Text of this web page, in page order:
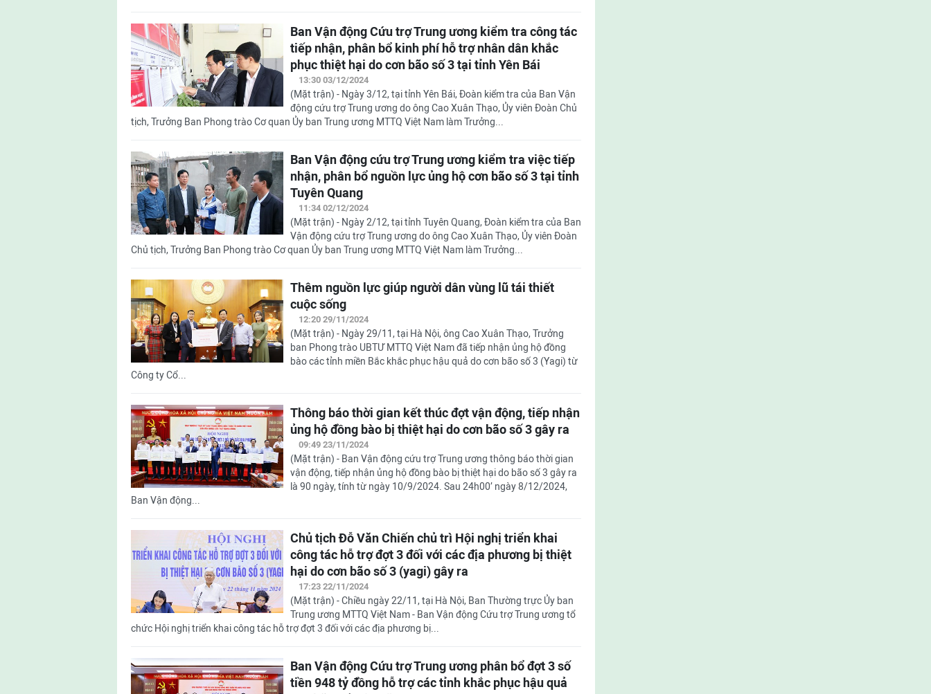
Ban Vận động Cứu trợ Trung ương kiểm tra công tác
tiếp nhận, phân bổ kinh phí hỗ trợ nhân dân khắc
phục thiệt hại do cơn bão số 3 tại tỉnh Yên Bái
13:30 03/12/2024
(Mặt trận) - Ngày 3/12, tại tỉnh Yên Bái, Đoàn kiểm tra của Ban Vận
động cứu trợ Trung ương do ông Cao Xuân Thạo, Ủy viên Đoàn Chủ
tịch, Trưởng Ban Phong trào Cơ quan Ủy ban Trung ương MTTQ Việt Nam làm Trưởng...
Ban Vận động cứu trợ Trung ương kiểm tra việc tiếp
nhận, phân bổ nguồn lực ủng hộ cơn bão số 3 tại tỉnh
Tuyên Quang
11:34 02/12/2024
(Mặt trận) - Ngày 2/12, tại tỉnh Tuyên Quang, Đoàn kiểm tra của Ban
Vận động cứu trợ Trung ương do ông Cao Xuân Thạo, Ủy viên Đoàn
Chủ tịch, Trưởng Ban Phong trào Cơ quan Ủy ban Trung ương MTTQ Việt Nam làm Trưởng...
Thêm nguồn lực giúp người dân vùng lũ tái thiết
cuộc sống
12:20 29/11/2024
(Mặt trận) - Ngày 29/11, tại Hà Nội, ông Cao Xuân Thạo, Trưởng
ban Phong trào UBTƯ MTTQ Việt Nam đã tiếp nhận ủng hộ đồng
bào các tỉnh miền Bắc khắc phục hậu quả do cơn bão số 3 (Yagi) từ
Công ty Cổ...
Thông báo thời gian kết thúc đợt vận động, tiếp nhận
ủng hộ đồng bào bị thiệt hại do cơn bão số 3 gây ra
09:49 23/11/2024
(Mặt trận) - Ban Vận động cứu trợ Trung ương thông báo thời gian
vận động, tiếp nhận ủng hộ đồng bào bị thiệt hại do bão số 3 gây ra
là 90 ngày, tính từ ngày 10/9/2024. Sau 24h00’ ngày 8/12/2024,
Ban Vận động...
Chủ tịch Đỗ Văn Chiến chủ trì Hội nghị triển khai
công tác hỗ trợ đợt 3 đối với các địa phương bị thiệt
hại do cơn bão số 3 (yagi) gây ra
17:23 22/11/2024
(Mặt trận) - Chiều ngày 22/11, tại Hà Nội, Ban Thường trực Ủy ban
Trung ương MTTQ Việt Nam - Ban Vận động Cứu trợ Trung ương tổ
chức Hội nghị triển khai công tác hỗ trợ đợt 3 đối với các địa phương bị...
Ban Vận động Cứu trợ Trung ương phân bổ đợt 3 số
tiền 948 tỷ đồng hỗ trợ các tỉnh khắc phục hậu quả